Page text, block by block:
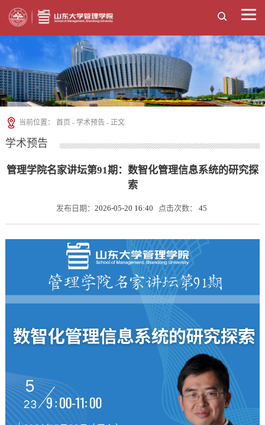
当前位置： 首页 -学术预告 - 正文
学术预告
管理学院名家讲坛第91期：数智化管理信息系统的研究探
索
发布日期： 2026-05-20 16:40 点击次数： 45